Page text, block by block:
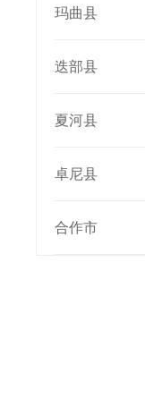
玛曲县
迭部县
夏河县
卓尼县
合作市